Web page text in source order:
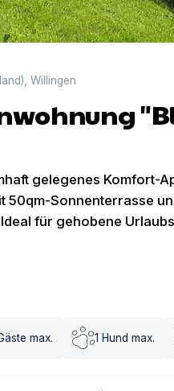
Willingen
gelegenes Komfort-
50qm-Sonnenterrasse
für gehobene
max. 1 Hund max.